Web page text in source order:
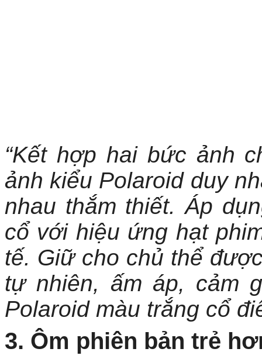
“Kết hợp hai bức ảnh
ảnh kiểu Polaroid duy
nhau thắm thiết. Áp
cổ với hiệu ứng hạt
tế. Giữ cho chủ thể
tự nhiên, ấm áp, cảm
Polaroid màu trắng cổ
3. Ôm phiên bản trẻ